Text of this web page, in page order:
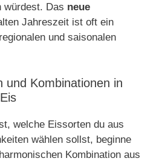
würdest. Das neue
Jahreszeit ist oft ein
und saisonalen
und Kombinationen in
welche Eissorten du aus
wählen sollst, beginne
Kombination aus